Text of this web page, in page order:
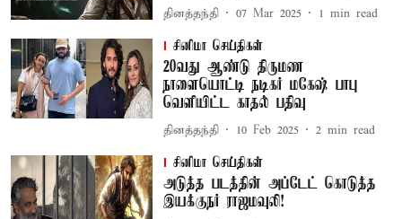
தினத்தந்தி 07 Mar 2025 1 min read
சினிமா செய்திகள்
20வது ஆண்டு திருமண
நாளையொட்டி நடிகர் மகேஷ் பாபு
வெளியிட்ட காதல் பதிவு
தினத்தந்தி 10 Feb 2025 2 min read
சினிமா செய்திகள்
அடுத்த படத்தின் அப்டேட் கொடுத்த
இயக்குநர் ராஜமவுலி!